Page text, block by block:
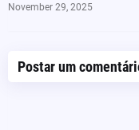
November 29, 2025
Postar um